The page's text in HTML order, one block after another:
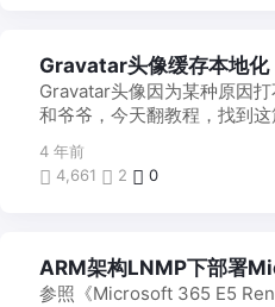
Gravatar头像缓存本地化
Gravatar头像因为某种原因
和爷爷，今天翻教程，找到
4 年前
4,661
2 0
ARM架构LNMP下部署
参照《Microsoft 365 E5